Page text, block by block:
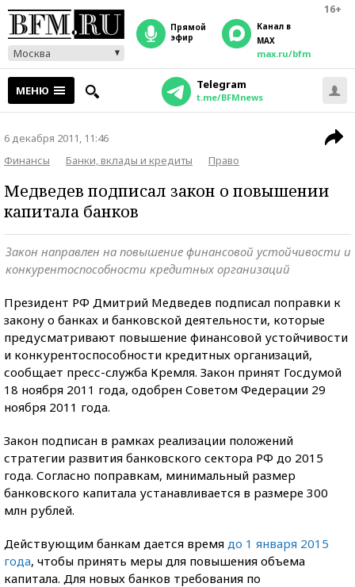
16+
Москва
прямой
эфир
Канал в
MAX
max.ru/bfm
МЕНЮ Telegram
t.me/BFMnews
6 декабря 2011, 11:46
Финансы
Банки, вклады и кредиты Право
Медведев подписал закон о повышении
капитала банков
Закон направлен на повышение финансовой устойчивости и
конкурентоспособности кредитных организаций
Президент РФ Дмитрий Медведев подписал поправки к
закону о банках и банковской деятельности, которые
предусматривают повышение финансовой устойчивости
и конкурентоспособности кредитных организаций,
сообщает пресс-служба Кремля. Закон принят Госдумой
18 ноября 2011 года, одобрен Советом Федерации 29
ноября 2011 года.
Закон подписан в рамках реализации положений
стратегии развития банковского сектора РФ до 2015
года. Согласно поправкам, минимальный размер
банковского капитала устанавливается в размере 300
млн рублей.
Действующим банкам дается время до 1 января 2015
года, чтобы принять меры для повышения объема
капитала. Для новых банков требования по